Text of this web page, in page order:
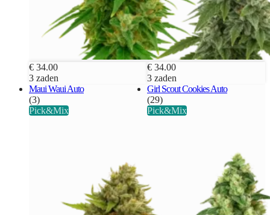
€ 34.00
3 zaden
€ 34.00
3 zaden
Maui Waui Auto
(3)
Pick&Mix
Girl Scout Cookies Auto
(29)
Pick&Mix